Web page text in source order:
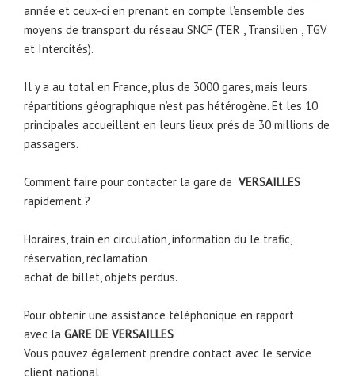
année et ceux-ci en prenant en compte l’ensemble des
moyens de transport du réseau SNCF (TER , Transilien , TGV
et Intercités).
Il y a au total en France, plus de 3000 gares, mais leurs
répartitions géographique n’est pas hétérogène. Et les 10
principales accueillent en leurs lieux prés de 30 millions de
passagers.
Comment faire pour contacter la gare de VERSAILLES
rapidement ?
Horaires, train en circulation, information du le trafic,
réservation, réclamation
achat de billet, objets perdus.
Pour obtenir une assistance téléphonique en rapport
avec la GARE DE VERSAILLES
Vous pouvez également prendre contact avec le service
client national